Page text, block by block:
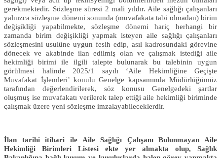
gerekmektedir. Sözleşme süresi 2 mali yıldır. Aile sağlığı çalışanları
yalnızca sözleşme dönemi sonunda (muvafakata tabi olmadan) birim
değişikliği yapabilmekte, sözleşme dönemi hariç herhangi bir
zamanda birim değişikliği yapmak isteyen aile sağlığı çalışanları
sözleşmesini usulüne uygun fesih edip, asıl kadrosundaki görevine
dönecek ve akabinde ilan edilmiş olan ve çalışmak istediği aile
hekimliği birimi ile ilgili talepte bulunarak bu talebinin uygun
görülmesi halinde 2025/1 sayılı ‘Aile Hekimliğine Geçişte
Muvafakat İşlemleri’ konulu Genelge kapsamında Müdürlüğümüz
tarafından değerlendirilerek, söz konusu Genelgedeki şartlar
oluşmuş ise muvafakatı verilerek talep ettiği aile hekimliği biriminde
çalışmak üzere yeni sözleşme imzalayabileceklerdir.
İlan tarihi itibari ile Aile Sağlığı Çalışanı Bulunmayan Aile
Hekimliği Birimleri Listesi ekte yer almakta olup, Sağlık